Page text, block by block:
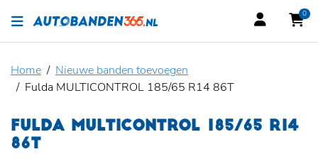
0
Home
Nieuwe banden toevoegen
Fulda MULTICONTROL 185/65 R14 86T
FULDA MULTICONTROL 185/65 R14
86T